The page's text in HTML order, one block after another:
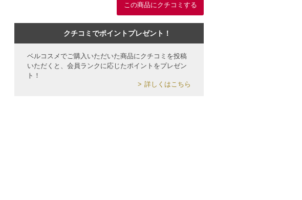
この商品にクチコミする
クチコミでポイントプレゼント！
ベルコスメでご購入いただいた商品にクチコミを投稿
いただくと、会員ランクに応じたポイントをプレゼン
ト！
詳しくはこちら